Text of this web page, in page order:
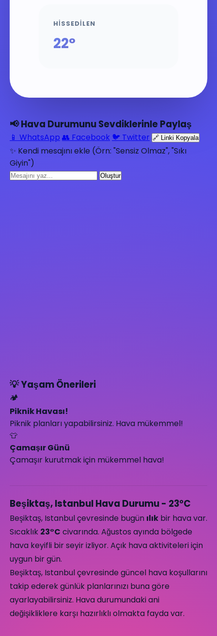
HISSEDILEN
22°
📢 Hava Durumunu Sevdiklerinle Paylaş
📱 WhatsApp 👥 Facebook 🐦 Twitter 🔗 Linki Kopyala
✨ Kendi mesajını ekle (Örn: "Sensiz Olmaz", "Sıkı
Giyin")
Oluştur
💡 Yaşam Önerileri
🏕️
Piknik Havası!
Piknik planları yapabilirsiniz. Hava mükemmel!
👕
Çamaşır Günü
Çamaşır kurutmak için mükemmel hava!
Beşiktaş, Istanbul Hava Durumu - 23°C
Beşiktaş, Istanbul çevresinde bugün ılık bir hava var.
Sıcaklık 23°C civarında. Ağustos ayında bölgede
hava keyifli bir seyir izliyor. Açık hava aktiviteleri için
uygun bir gün.
Beşiktaş, Istanbul çevresinde güncel hava koşullarını
takip ederek günlük planlarınızı buna göre
ayarlayabilirsiniz. Hava durumundaki ani
değişikliklere karşı hazırlıklı olmakta fayda var.